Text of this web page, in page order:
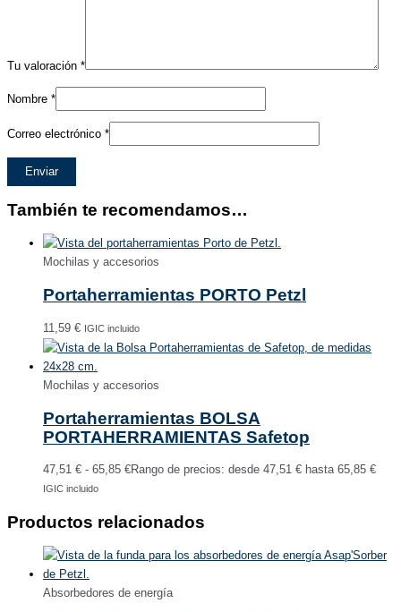
Tu valoración *
Nombre *
Correo electrónico *
También te recomendamos…
Mochilas y accesorios
Portaherramientas PORTO Petzl
11,59 € IGIC incluido
Mochilas y accesorios
Portaherramientas BOLSA
PORTAHERRAMIENTAS Safetop
47,51 € - 65,85 €Rango de precios: desde 47,51 € hasta 65,85 €
IGIC incluido
Productos relacionados
Absorbedores de energía